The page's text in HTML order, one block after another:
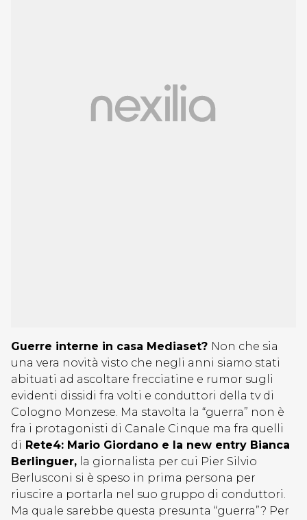
Guerre interne in casa Mediaset? Non che sia
una vera novità visto che negli anni siamo stati
abituati ad ascoltare frecciatine e rumor sugli
evidenti dissidi fra volti e conduttori della tv di
Cologno Monzese. Ma stavolta la “guerra” non è
fra i protagonisti di Canale Cinque ma fra quelli
di Rete4: Mario Giordano e la new entry Bianca
Berlinguer, la giornalista per cui Pier Silvio
Berlusconi si è speso in prima persona per
riuscire a portarla nel suo gruppo di conduttori.
Ma quale sarebbe questa presunta “guerra”? Per